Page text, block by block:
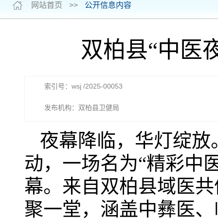
网站首页 >> 公开信息内容
双柏县“中医
索引号：wsj /2025-00053
发布机构：双柏县卫健局
夜幕降临，华灯绽放
动，一场名为“精彩中
幕。来自双柏县域医
聚一堂，涵盖中彝医